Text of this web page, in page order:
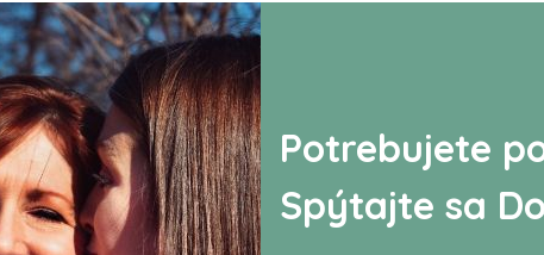
Potrebujete
Spýtajte sa